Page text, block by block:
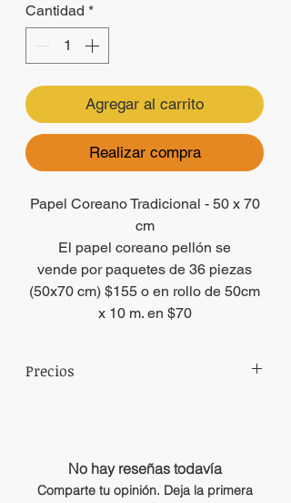
Cantidad *
Agregar al carrito
Realizar compra
Papel Coreano Tradicional - 50 x 70
cm
El papel coreano pellón se
vende por paquetes de 36 piezas
(50x70 cm) $155 o en rollo de 50cm
x 10 m. en $70
Precios
No hay reseñas todavía
Comparte tu opinión. Deja la primera